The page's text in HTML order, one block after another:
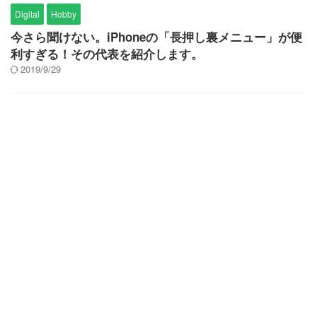
Digital Hobby
今さら聞けない。iPhoneの「長押し裏メニュー」が便
利すぎる！その代表を紹介します。
2019/9/29